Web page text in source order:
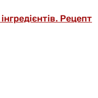
Рецепт